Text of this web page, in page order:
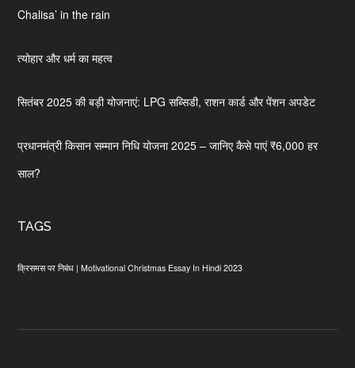
Chalisa’ in the rain
त्योहार और धर्म का महत्व
सितंबर 2025 की बड़ी योजनाएं: LPG सब्सिडी, राशन कार्ड और पेंशन अपडेट
प्रधानमंत्री किसान सम्मान निधि योजना 2025 – जानिए कैसे पाएं ₹6,000 हर
साल?
TAGS
क्रिसमस पर निबंध | Motivational Christmas Essay In Hindi 2023